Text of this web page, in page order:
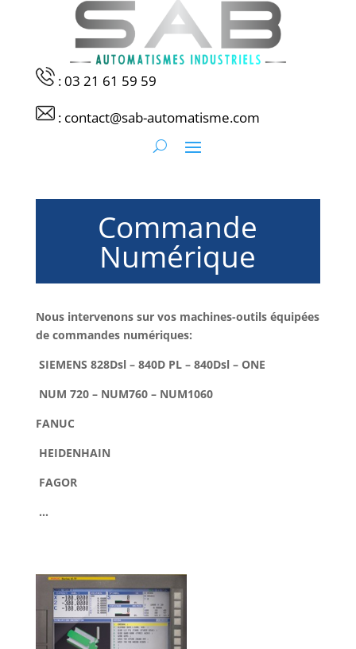
: 03 21 61 59 59
: contact@sab-automatisme.com
Commande
Numérique
Nous intervenons sur vos machines-outils équipées
de commandes numériques:
SIEMENS 828Dsl – 840D PL – 840Dsl – ONE
NUM 720 – NUM760 – NUM1060
FANUC
HEIDENHAIN
FAGOR
…